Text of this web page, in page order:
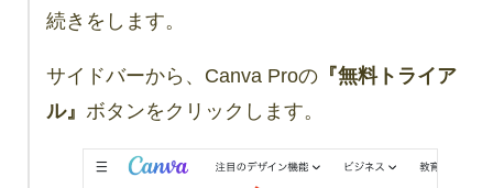
続きをします。
サイドバーから、Canva Proの『無料トライア
ル』 ボタンをクリックします。